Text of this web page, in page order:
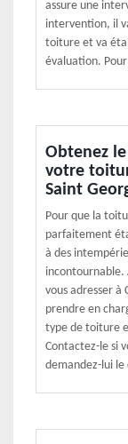
assure une
intervention, il
toiture et va
évaluation.
Obtenez
votre
Saint
Pour que la
parfaitement
à des
incontournable.
vous adresser à
prendre en
type de toiture
Contactez-le si
demandez-lui le